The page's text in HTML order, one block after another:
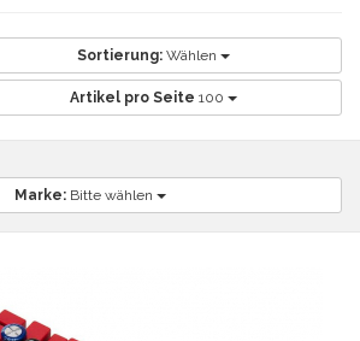
Sortierung: Wählen
Artikel pro Seite 100
Marke: Bitte wählen